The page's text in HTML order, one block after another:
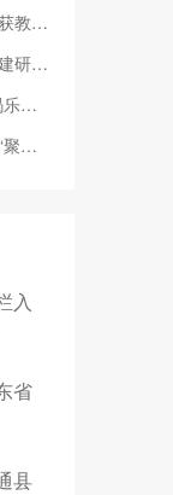
立项
文评比
幕
”班
入
省
县